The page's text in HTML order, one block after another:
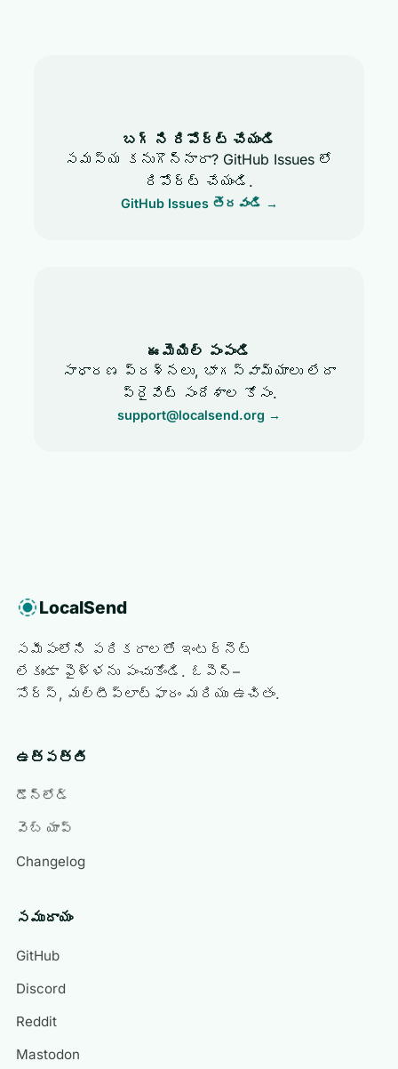
బగ్ ని రిపోర్ట్ చేయండి
సమస్య కనుగొన్నారా? GitHub Issues లో
రిపోర్ట్ చేయండి.
GitHub Issues తెరవండి →
ఈమెయిల్ పంపండి
సాధారణ ప్రశ్నలు, భాగస్వామ్యాలు లేదా
ప్రైవేట్ సందేశాల కోసం.
support@localsend.org →
LocalSend
సమీపంలోని పరికరాలతో ఇంటర్నెట్
లేకుండా ఫైళ్ళను పంచుకోండి. ఓపెన్–
సోర్స్, మల్టీప్లాట్‌ఫారం మరియు ఉచితం.
ఉత్పత్తి
డౌన్‌లోడ్
వెబ్ యాప్
Changelog
సముదాయం
GitHub
Discord
Reddit
Mastodon